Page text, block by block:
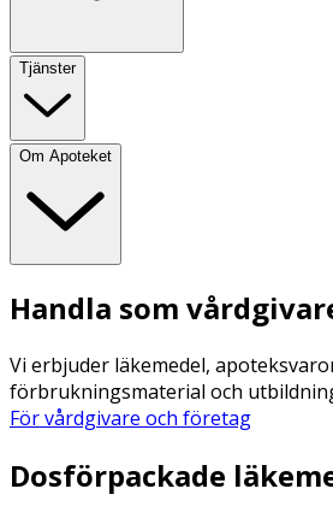
Tjänster
Om Apoteket
Handla som
Vi erbjuder läkemedel,
förbrukningsmaterial och
För vårdgivare och företag
Dosförpackade